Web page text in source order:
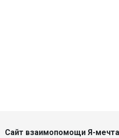
Сайт взаимопомощи Я-